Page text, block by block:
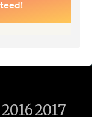
20162017